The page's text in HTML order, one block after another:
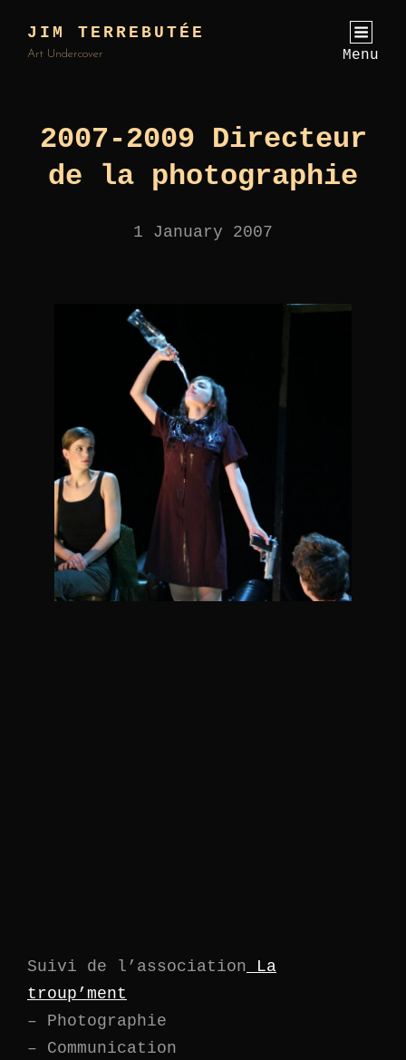
JIM TERREBUTÉE
Art Undercover Menu
2007-2009 Directeur
de la photographie
1 January 2007
Suivi de l’association La
troup’ment
– Photographie
– Communication